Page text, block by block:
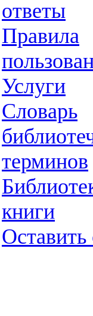
ответы
Правила
Услуги
Словарь
терминов
книги
Оставить